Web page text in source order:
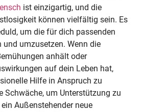
ist einzigartig, und die
können vielfältig sein. Es
um die für dich passenden
umzusetzen. Wenn die
anhält oder
auf dein Leben hat,
Hilfe in Anspruch zu
Schwäche, um Unterstützung zu
Außenstehender neue